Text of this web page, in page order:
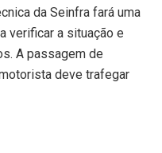
da Seinfra fará uma
verificar a situação e
A passagem de
deve trafegar